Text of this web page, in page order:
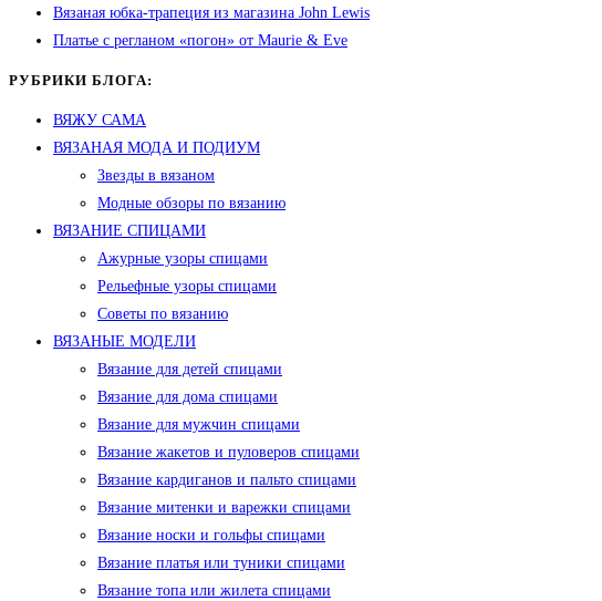
Вязаная юбка-трапеция из магазина John Lewis
Платье с регланом «погон» от Maurie & Eve
РУБРИКИ БЛОГА:
ВЯЖУ САМА
ВЯЗАНАЯ МОДА И ПОДИУМ
Звезды в вязаном
Модные обзоры по вязанию
ВЯЗАНИЕ СПИЦАМИ
Ажурные узоры спицами
Рельефные узоры спицами
Советы по вязанию
ВЯЗАНЫЕ МОДЕЛИ
Вязание для детей спицами
Вязание для дома спицами
Вязание для мужчин спицами
Вязание жакетов и пуловеров спицами
Вязание кардиганов и пальто спицами
Вязание митенки и варежки спицами
Вязание носки и гольфы спицами
Вязание платья или туники спицами
Вязание топа или жилета спицами